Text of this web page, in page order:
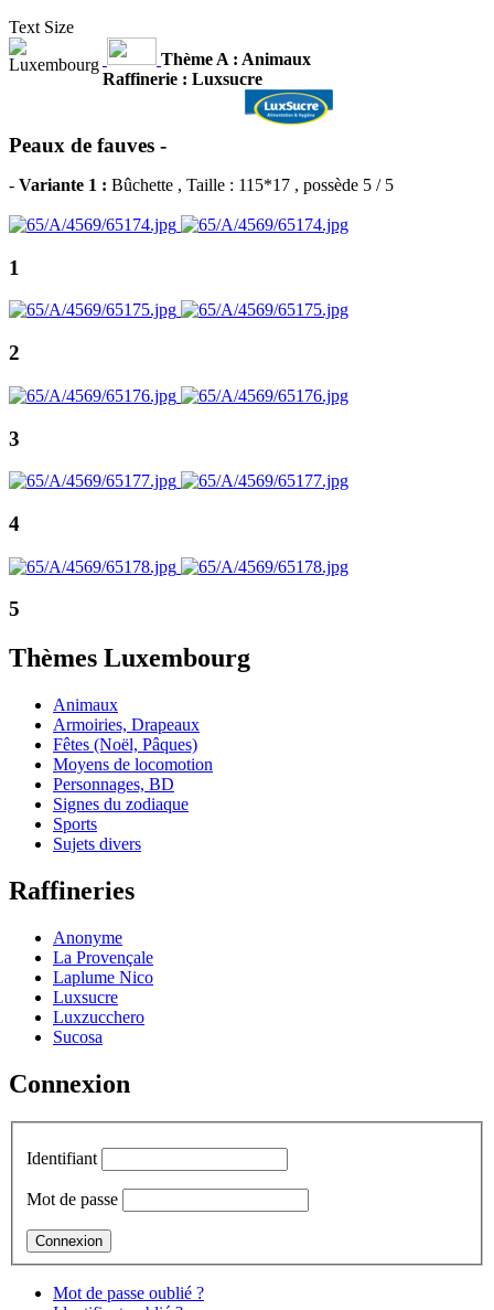
Text Size
Thème A : Animaux
Raffinerie : Luxsucre
Peaux de fauves -
- Variante 1 : Bûchette , Taille : 115*17 , possède 5 / 5
1
2
3
4
5
Thèmes Luxembourg
Animaux
Armoiries, Drapeaux
Fêtes (Noël, Pâques)
Moyens de locomotion
Personnages, BD
Signes du zodiaque
Sports
Sujets divers
Raffineries
Anonyme
La Provençale
Laplume Nico
Luxsucre
Luxzucchero
Sucosa
Connexion
Identifiant
Mot de passe
Mot de passe oublié ?